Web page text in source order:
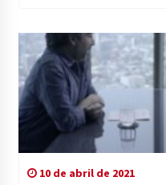
10 de abril de 2021